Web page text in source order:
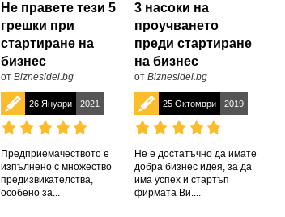
Не правете тези 5
грешки при
стартиране на
бизнес
от Biznesidei.bg
26 Януари 2021
Предприемачеството е
изпълнено с множество
предизвикателства,
особено за...
3 насоки на
проучването
преди стартиране
на бизнес
от Biznesidei.bg
25 Октомври 2019
Не е достатъчно да имате
добра бизнес идея, за да
има успех и стартъп
фирмата Ви....